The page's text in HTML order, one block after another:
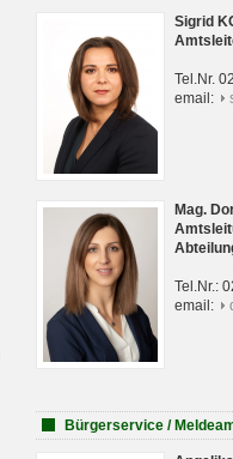
Sigrid
Tel.Nr.
email:
Mag.
Tel.Nr.:
email:
Bürgerservice /